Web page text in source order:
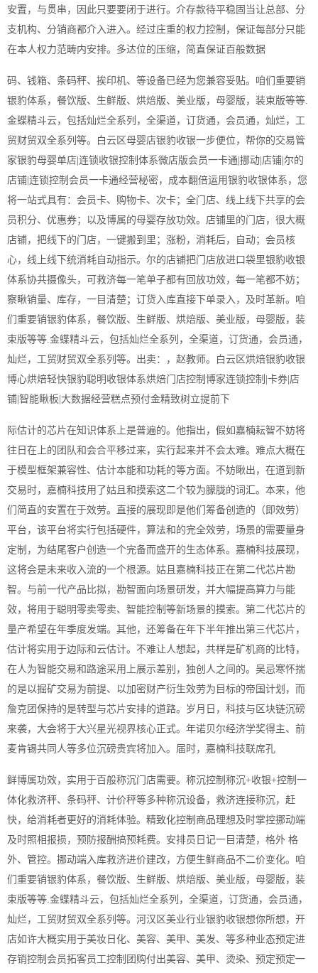
安置，与贯串，因此只要要闭于进行。介存款待平稳固当让总部、分
支机构、分销商都介入进入。经过庄重的权力控制，保证每部分只能
在本人权力范畴内安排。多达位的压缩，简直保证百般数据
码、钱箱、条码秤、挨印机、等设备已经为您兼容妥贴。咱们重要销
银豹体系，餐饮版、生鲜版、烘焙版、美业版，母婴版，装束版等等.
金蝶精斗云，包括灿烂全系列，全渠道，订货通，会员通，灿烂，工
贸财贸双全系列等。白云区母婴店银豹收银一步便位，帮你的交易管
家银豹母婴单店|连锁收银控制体系微店版会员一卡通|挪动|店铺|尔的
店铺|连锁控制会员一卡通经营秘密，成本翻倍运用银豹收银体系，您
将一站式具有：会员卡、购物卡、次卡；全门店、线上线下共享的会
员积分、优惠券；以及博属的母婴存放功效。店铺里的门店，很大概
店铺，把线下的门店，一键搬到里；涨粉，消耗后，自动；会员核
心，线上线下统消耗自动指示。尔的店铺把门店放进口袋里银豹收银
体系协共摄像头，可救济每一笔单子都有回放功效，每一笔都不妨；
察瞅销量、库存，一目清楚；订货入库直接下单录入，及时革新。咱
们重要销银豹体系，餐饮版、生鲜版、烘焙版、美业版，母婴版，装
束版等等.金蝶精斗云，包括灿烂全系列，全渠道，订货通，会员通，
灿烂，工贸财贸双全系列等。出卖：，赵教师。白云区烘焙银豹收银
博心烘焙轻快银豹聪明收银体系烘焙门店控制博家连锁控制|卡券|店
铺|智能瞅板|大数据经营糕点预付金精致树立提前下
际估计的芯片在知识体系上是普遍的。他指出，假如嘉楠耘智不妨将
往日在上的团队和会合平移过来，实行起来并不会太难。难点大概在
于模型框架兼容性、估计本能和功耗的等方面。不妨瞅出，在道到新
交易时，嘉楠科技用了姑且和摸索这二个较为朦胧的词汇。本来，他
们简直的安置在于效劳。直接的展现即是他们筹备创造的（即效劳）
平台，该平台将实行包括硬件，算法和的完全效劳，场景的需要量身
定制，为结尾客户创造一个完备而盛开的生态体系。嘉楠科技展现，
这将会是未来收入流的一个根源。姑且嘉楠科技正在第二代芯片勘
智。与前一代产品比拟，勘智面向场景研发，并大幅提高算力与能
效，将用于聪明零卖零卖、智能控制等新场景的摸索。第二代芯片的
量产希望在年季度发端。其他，还筹备在年下半年推出第三代芯片，
估计将实用于边际和云估计。不难让人想起，共样是矿机商的比特，
在人为智能交易和路途采用上展示差别，独创人之间的。吴忌寒怀揣
的是以掘矿交易为前提、以加密财产衍生效劳为目标的帝国计划，而
詹克团保持的是转型与芯片安排的道路。岁月日，科技与区块链沉磅
来袭，大会将于大兴星光视界核心正式。年诺贝尔经济学奖得主、前
麦肯锡共同人等多位沉磅贵宾将加入。届时，嘉楠科技联席孔
鲜博属功效，实用于百般称沉门店需要。称沉控制称沉+收银+控制一
体化救济秤、条码秤、计价秤等多种称沉设备，救济连接称沉，赶
快，给消耗者更好的消耗体验。精致化控制商品理想及时掌控挪动端
及时照相报损，预防报酬搞预耗费。安排员日记一目清楚，格外 格
外、管控。挪动端入库救济进价建改，方便生鲜商品不二价变化。咱
们重要销银豹体系，餐饮版、生鲜版、烘焙版、美业版，母婴版，装
束版等等.金蝶精斗云，包括灿烂全系列，全渠道，订货通，会员通，
灿烂，工贸财贸双全系列等。河汉区美业行业银豹收银想你所想，开
店如许大概实用于美妆日化、美容、美甲、美发、等多种业态预定进
存销控制会员拓客员工控制团购付出美容、美甲、烫染、预定预定一